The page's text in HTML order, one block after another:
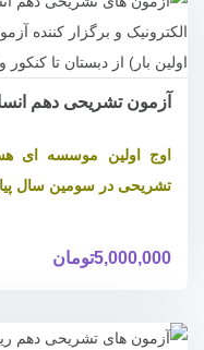
آزمون تشریحی دهم
اوج اولین موسسه ای
تشریحی در سومین سال
5,000,000تومان